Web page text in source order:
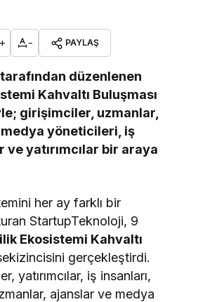
+ - PAYLAŞ
düzenlenen
Kahvaltı Buluşması
girişimciler, uzmanlar,
yöneticileri, iş
ve yatırımcılar bir araya
her ay farklı bir
StartupTeknoloji, 9
Ekosistemi Kahvaltı
gerçekleştirdi.
yatırımcılar, iş insanları,
ajanslar ve medya